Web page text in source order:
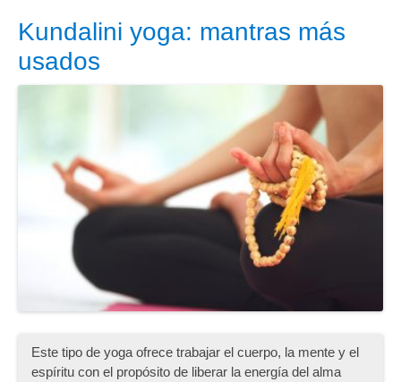
Kundalini yoga: mantras más
usados
Este tipo de yoga ofrece trabajar el cuerpo, la mente y el
espíritu con el propósito de liberar la energía del alma